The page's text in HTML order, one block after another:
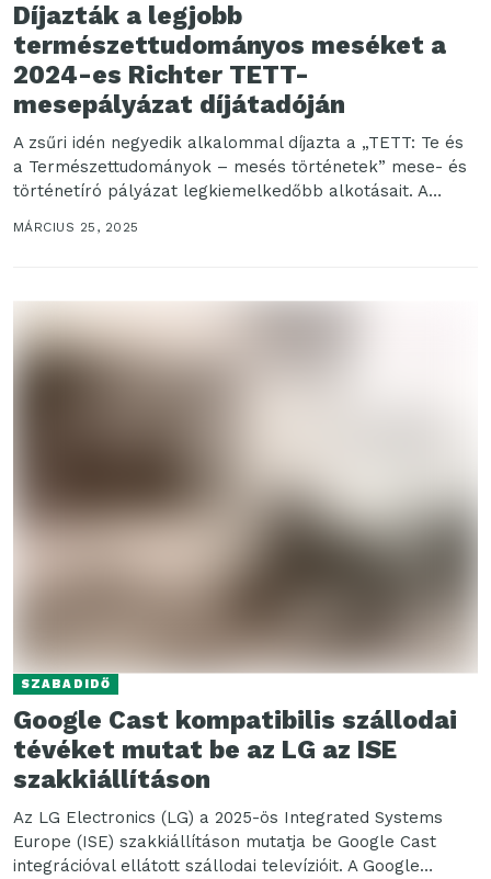
Díjazták a legjobb
természettudományos meséket a
2024-es Richter TETT-
mesepályázat díjátadóján
A zsűri idén negyedik alkalommal díjazta a „TETT: Te és
a Természettudományok – mesés történetek” mese- és
történetíró pályázat legkiemelkedőbb alkotásait. A
Richter...
MÁRCIUS 25, 2025
SZABADIDŐ
Google Cast kompatibilis szállodai
tévéket mutat be az LG az ISE
szakkiállításon
Az LG Electronics (LG) a 2025-ös Integrated Systems
Europe (ISE) szakkiállításon mutatja be Google Cast
integrációval ellátott szállodai televízióit. A Google